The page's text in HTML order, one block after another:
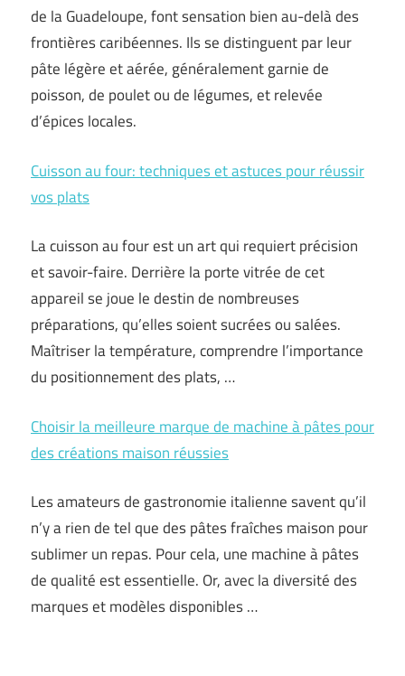
de la Guadeloupe, font sensation bien au-delà des
frontières caribéennes. Ils se distinguent par leur
pâte légère et aérée, généralement garnie de
poisson, de poulet ou de légumes, et relevée
d’épices locales.
Cuisson au four: techniques et astuces pour réussir
vos plats
La cuisson au four est un art qui requiert précision
et savoir-faire. Derrière la porte vitrée de cet
appareil se joue le destin de nombreuses
préparations, qu’elles soient sucrées ou salées.
Maîtriser la température, comprendre l’importance
du positionnement des plats, …
Choisir la meilleure marque de machine à pâtes pour
des créations maison réussies
Les amateurs de gastronomie italienne savent qu’il
n’y a rien de tel que des pâtes fraîches maison pour
sublimer un repas. Pour cela, une machine à pâtes
de qualité est essentielle. Or, avec la diversité des
marques et modèles disponibles …